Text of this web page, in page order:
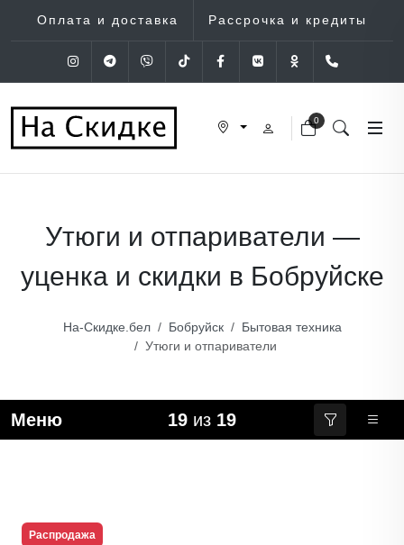
Оплата и доставка Рассрочка и кредиты
InstagramTelegram
Viber Tik-Tok Facebook
VK OK
0
Утюги и отпариватели —
уценка и скидки в Бобруйске
На-Скидке.бел Бобруйск
Бытовая техника
Утюги и отпариватели
Меню 19 из 19
Распродажа